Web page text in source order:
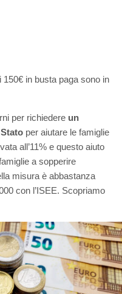
in busta paga sono in
per richiedere un
per aiutare le famiglie
all’11% e questo aiuto
a sopperire
misura è abbastanza
con l’ISEE. Scopriamo